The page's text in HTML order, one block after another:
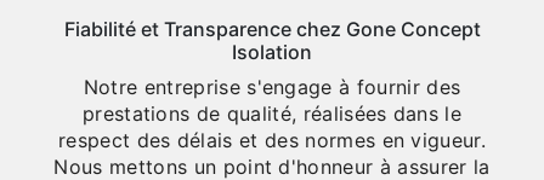
Fiabilité et Transparence chez Gone Concept
Isolation
Notre entreprise s'engage à fournir des
prestations de qualité, réalisées dans le
respect des délais et des normes en vigueur.
Nous mettons un point d'honneur à assurer la